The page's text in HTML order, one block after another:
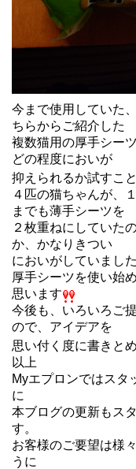
今まで使用していた
ちらからご紹介した
複数猫用の厚手シー
どの程度においが
抑えられるか試すこ
４匹の猫ちゃんが、
までも薄手シーツを
２枚重ねにしていた
か、 かなりきつい
においがしていました
厚手シーツを使い始
思います
今後も、いろいろご
ので、 アイデアを
思い付く度に書きと
以上
Myエプロンではスタ
に
本ブログの更新もス
す。
お客様のご要望は様
うに